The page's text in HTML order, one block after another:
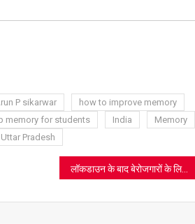
P sikarwar
how to improve memory
memory for students India
Memory
Uttar Pradesh
लॉकडाउन के बाद बेरोजगारों के लिए सबसे बड़ी खबर, यहां पढ़े पूरी जानकारी